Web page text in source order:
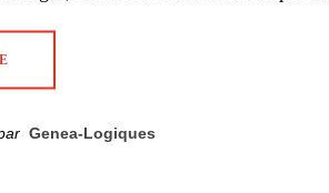
Genea-Logiques